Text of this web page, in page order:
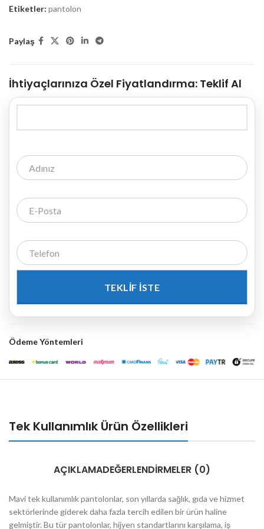
Etiketler: pantolon
Paylaş
İhtiyaçlarınıza Özel Fiyatlandırma: Teklif Al
Ödeme Yöntemleri
Tek Kullanımlık Ürün Özellikleri
AÇIKLAMADEĞERLENDIRMELER (0)
Mavi tek kullanımlık pantolonlar, son yıllarda sağlık, gıda ve hizmet
sektörlerinde giderek daha fazla tercih edilen bir ürün haline
gelmiştir. Bu tür pantolonlar, hijyen standartlarını karşılama, iş